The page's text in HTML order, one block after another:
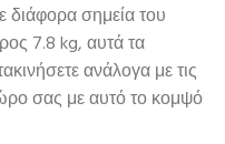
διάφορα σημεία του
7.8 kg, αυτά τα
ανάλογα με τις
σας με αυτό το κομψό